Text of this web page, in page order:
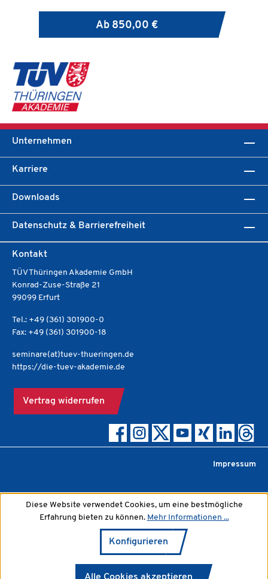
Ab 850,00 €
Unternehmen
Karriere
Downloads
Datenschutz & Barrierefreiheit
Kontakt
TÜV Thüringen Akademie GmbH
Konrad-Zuse-Straße 21
99099 Erfurt
Tel.: +49 (361) 301900-0
Fax: +49 (361) 301900-18
seminare(at)tuev-thueringen.de
https://die-tuev-akademie.de
Vertrag widerrufen
Impressum
Diese Website verwendet Cookies, um eine bestmögliche
Erfahrung bieten zu können. Mehr Informationen ...
Konfigurieren